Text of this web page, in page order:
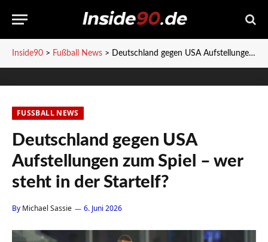
Inside90 > Fußball News > Deutschland gegen USA Aufstellungen zum Spiel – wer steht in der Startelf?
FUSSBALL NEWS
Deutschland gegen USA
Aufstellungen zum Spiel – wer
steht in der Startelf?
By Michael Sassie 6. Juni 2026